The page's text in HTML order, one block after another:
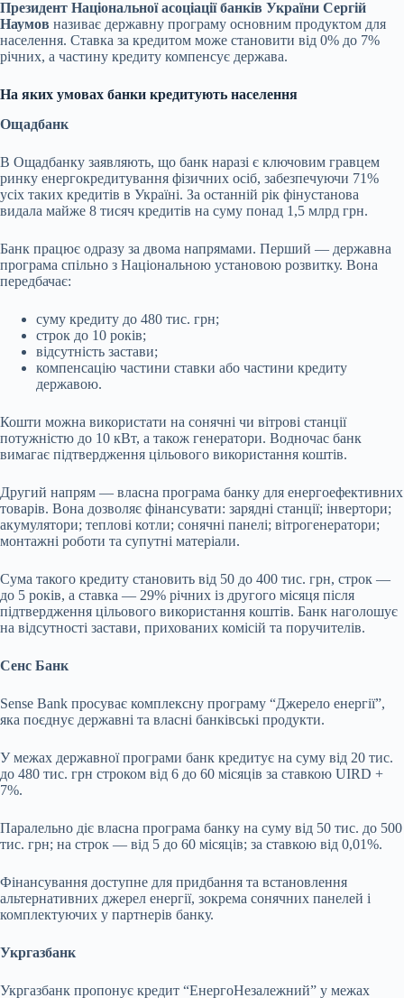
Президент Національної асоціації банків України Сергій
Наумов називає державну програму основним продуктом для
населення. Ставка за кредитом може становити від 0% до 7%
річних, а частину кредиту компенсує держава.
На яких умовах банки кредитують населення
Ощадбанк
В Ощадбанку заявляють, що банк наразі є ключовим гравцем
ринку енергокредитування фізичних осіб, забезпечуючи 71%
усіх таких кредитів в Україні. За останній рік фінустанова
видала майже 8 тисяч кредитів на суму понад 1,5 млрд грн.
Банк працює одразу за двома напрямами. Перший — державна
програма спільно з Національною установою розвитку. Вона
передбачає:
суму кредиту до 480 тис. грн;
строк до 10 років;
відсутність застави;
компенсацію частини ставки або частини кредиту
державою.
Кошти можна використати на сонячні чи вітрові станції
потужністю до 10 кВт, а також генератори. Водночас банк
вимагає підтвердження цільового використання коштів.
Другий напрям — власна програма банку для енергоефективних
товарів. Вона дозволяє фінансувати: зарядні станції; інвертори;
акумулятори; теплові котли; сонячні панелі; вітрогенератори;
монтажні роботи та супутні матеріали.
Сума такого кредиту становить від 50 до 400 тис. грн, строк —
до 5 років, а ставка — 29% річних із другого місяця після
підтвердження цільового використання коштів. Банк наголошує
на відсутності застави, прихованих комісій та поручителів.
Сенс Банк
Sense Bank просуває комплексну програму “Джерело енергії”,
яка поєднує державні та власні банківські продукти.
У межах державної програми банк кредитує на суму від 20 тис.
до 480 тис. грн строком від 6 до 60 місяців за ставкою UIRD +
7%.
Паралельно діє власна програма банку на суму від 50 тис. до 500
тис. грн; на строк — від 5 до 60 місяців; за ставкою від 0,01%.
Фінансування доступне для придбання та встановлення
альтернативних джерел енергії, зокрема сонячних панелей і
комплектуючих у партнерів банку.
Укргазбанк
Укргазбанк пропонує кредит “ЕнергоНезалежний” у межах